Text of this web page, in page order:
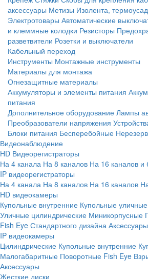
аксессуары Метизы Изолента,
Электротовары Автоматические
и клеммные колодки Резисторы
разветвители Розетки и выключатели
Кабельный переход
Инструменты Монтажные инструменты
Материалы для монтажа
Огнезащитные материалы
Аккумуляторы и элементы питания
питания
Дополнительное оборудование Лампы
Преобразователи напряжения
Блоки питания Бесперебойные
Видеонаблюдение
HD Видеорегистраторы
На 4 канала На 8 каналов На 16 каналов и
IP видеорегистраторы
На 4 канала На 8 каналов На 16 каналов
HD видеокамеры
Купольные внутренние Купольные
Уличные цилиндрические Миникорпусные
Fish Eye Стандартного дизайна
IP видеокамеры
Цилиндрические Купольные внутренние
Малогабаритные Поворотные Fish Eye
Аксессуары
Жесткие диски